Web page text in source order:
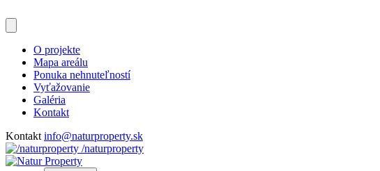
O projekte
Mapa areálu
Ponuka nehnuteľností
Vyťažovanie
Galéria
Kontakt
Kontakt info@naturproperty.sk
/naturproperty